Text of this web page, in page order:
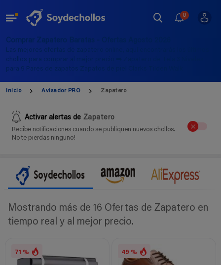
0
Comprar Zapatero Baratas - Ofertas Agosto 2026
Las mejores ofertas de zapatero online, aquí encontrarás los últimos
chollos para comprar al mejor precio ➡️ Zapatero de Tela 3 Niveles
para 9 Pares de zapatos Zapatos de piel Clarks Tilden Walk
Inicio Avisador PRO Zapatero
Activar alertas de Zapatero
Recibe notificaciones cuando se publiquen nuevos chollos.
No te pierdas ninguno!
Mostrando más de 16 Ofertas de Zapatero en
tiempo real y al mejor precio.
71 % 49 %